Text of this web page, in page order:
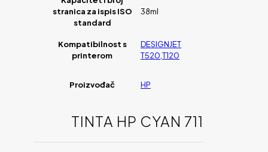
stranica za ispis ISO
standard
38ml
Kompatibilnost s
printerom
DESIGNJET
T520,T120
Proizvođač HP
TINTA HP CYAN 711